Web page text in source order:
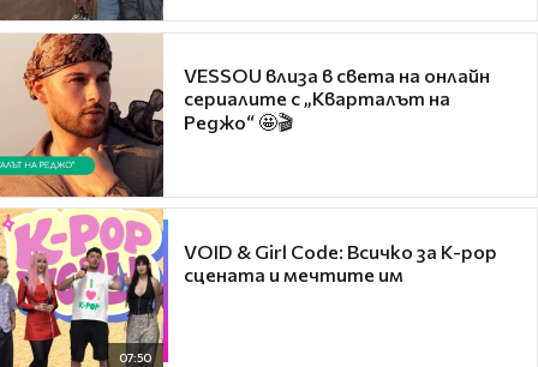
VESSOU влиза в света на онлайн
сериалите с „Кварталът на
Реджо“ 🤩🎬
07:50
VOID & Girl Code: Всичко за K-pop
сцената и мечтите им